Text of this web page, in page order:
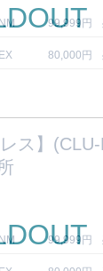
99,999円
80,000円
ス】
99,999円